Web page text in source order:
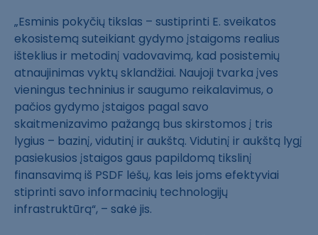
„Esminis pokyčių tikslas – sustiprinti E. sveikatos
ekosistemą suteikiant gydymo įstaigoms realius
išteklius ir metodinį vadovavimą, kad posistemių
atnaujinimas vyktų sklandžiai. Naujoji tvarka įves
vieningus techninius ir saugumo reikalavimus, o
pačios gydymo įstaigos pagal savo
skaitmenizavimo pažangą bus skirstomos į tris
lygius – bazinį, vidutinį ir aukštą. Vidutinį ir aukštą lygį
pasiekusios įstaigos gaus papildomą tikslinį
finansavimą iš PSDF lėšų, kas leis joms efektyviai
stiprinti savo informacinių technologijų
infrastruktūrą“, – sakė jis.